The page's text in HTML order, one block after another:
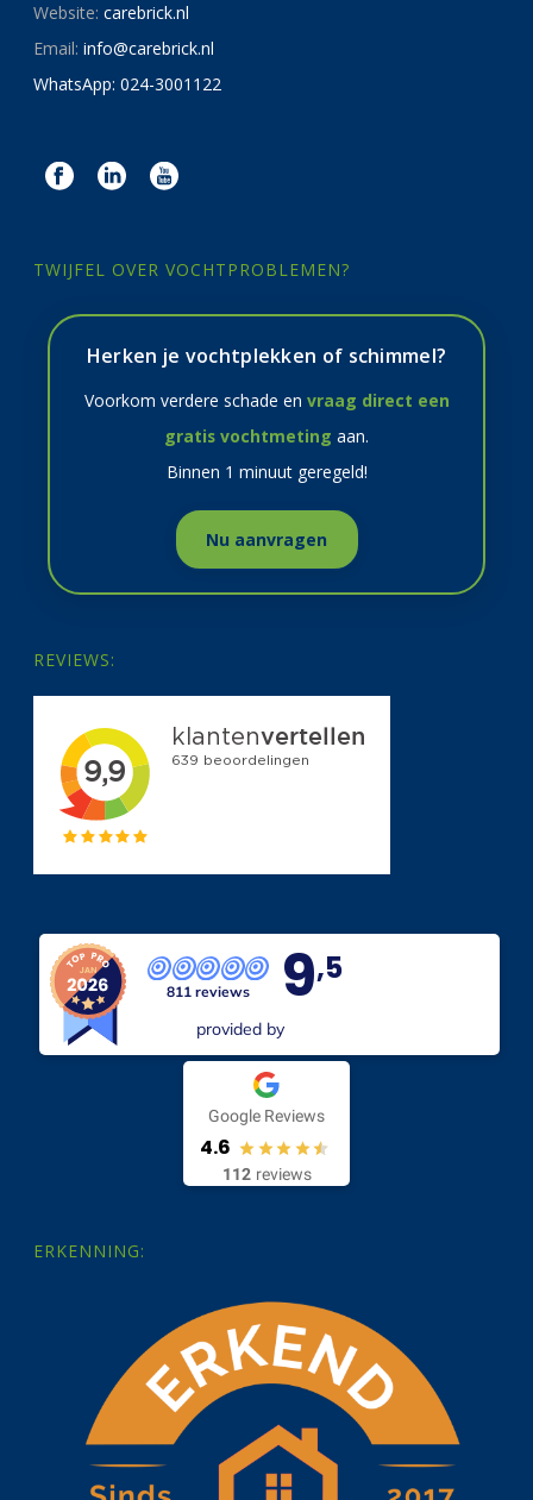
Website:carebrick.nl
Email:info@carebrick.nl
WhatsApp: 024-3001122
TWIJFEL OVER VOCHTPROBLEMEN?
Herken je vochtplekken of schimmel?
Voorkom verdere schade en vraag direct een
gratis vochtmeting aan.
Binnen 1 minuut geregeld!
Nu aanvragen
REVIEWS:
811 reviews 9,5
provided by
Google Reviews
4.6
112 reviews
ERKENNING: